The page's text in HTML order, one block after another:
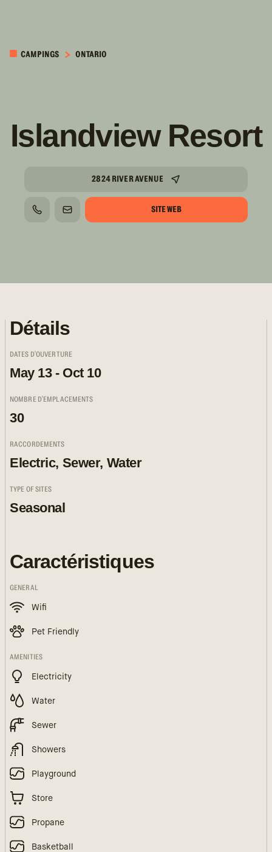
CONTENUCAMPINGS ONTARIO
Islandview Resort
2824 RIVER AVENUE
TÉLÉPHONECOURRIEL SITE WEB
Détails
DATES D'OUVERTURE
May 13 - Oct 10
NOMBRE D'EMPLACEMENTS
30
RACCORDEMENTS
Electric, Sewer, Water
TYPE OF SITES
Seasonal
Caractéristiques
GENERAL
Wifi
Pet Friendly
AMENITIES
Electricity
Water
Sewer
Showers
Playground
Store
Propane
Basketball